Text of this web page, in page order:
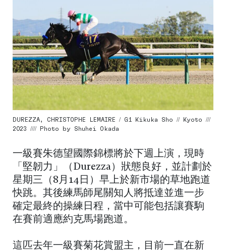
DUREZZA, CHRISTOPHE LEMAIRE / G1 Kikuka Sho // Kyoto ///
2023 //// Photo by Shuhei Okada
一級賽朱德望國際錦標將於下週上演，現時
「堅韌力」（Durezza）狀態良好，並計劃於
星期三（8月14日）早上於新市場的草地跑道
快跳。其後練馬師尾關知人將抵達並進一步
確定最終的操練日程，當中可能包括讓賽駒
在賽前適應約克馬場跑道。
這匹去年一級賽菊花賞盟主，目前一直在新